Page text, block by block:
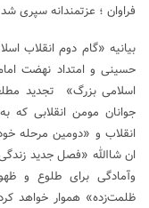
فراوان ؛ عزتمندانه سپری
بیانیه‌ «گام دوم انقلاب
حسینی و امتداد نهضت
اسلامی بزرگ» تجدید
جوانان مومن انقلابی که
انقلاب و «دومین مرحله‌
ان شاالله «فصل جدید
وآمادگی برای طلوع و
ظلمت‌زده» هموار خواهد